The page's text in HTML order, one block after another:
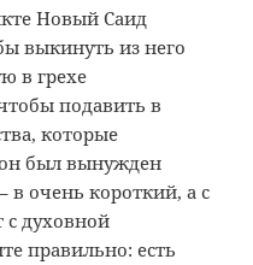
Новый Саид
выкинуть из него
в грехе
подавить в
которые
был вынужден
в очень короткий, а с
с духовной
правильно: есть